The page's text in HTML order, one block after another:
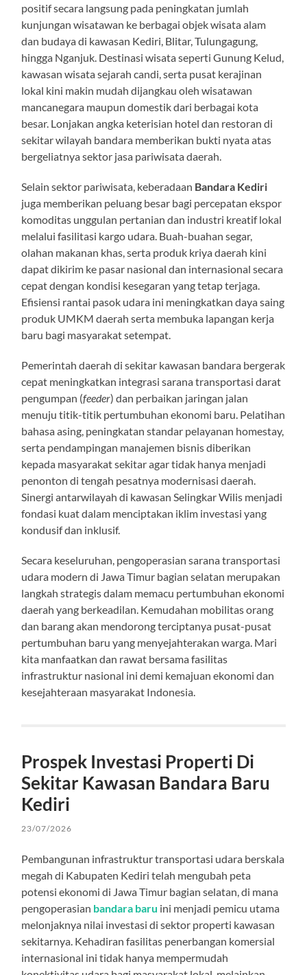
positif secara langsung pada peningkatan jumlah
kunjungan wisatawan ke berbagai objek wisata alam
dan budaya di kawasan Kediri, Blitar, Tulungagung,
hingga Nganjuk. Destinasi wisata seperti Gunung Kelud,
kawasan wisata sejarah candi, serta pusat kerajinan
lokal kini makin mudah dijangkau oleh wisatawan
mancanegara maupun domestik dari berbagai kota
besar. Lonjakan angka keterisian hotel dan restoran di
sekitar wilayah bandara memberikan bukti nyata atas
bergeliatnya sektor jasa pariwisata daerah.
Selain sektor pariwisata, keberadaan Bandara Kediri
juga memberikan peluang besar bagi percepatan ekspor
komoditas unggulan pertanian dan industri kreatif lokal
melalui fasilitasi kargo udara. Buah-buahan segar,
olahan makanan khas, serta produk kriya daerah kini
dapat dikirim ke pasar nasional dan internasional secara
cepat dengan kondisi kesegaran yang tetap terjaga.
Efisiensi rantai pasok udara ini meningkatkan daya saing
produk UMKM daerah serta membuka lapangan kerja
baru bagi masyarakat setempat.
Pemerintah daerah di sekitar kawasan bandara bergerak
cepat meningkatkan integrasi sarana transportasi darat
pengumpan (feeder) dan perbaikan jaringan jalan
menuju titik-titik pertumbuhan ekonomi baru. Pelatihan
bahasa asing, peningkatan standar pelayanan homestay,
serta pendampingan manajemen bisnis diberikan
kepada masyarakat sekitar agar tidak hanya menjadi
penonton di tengah pesatnya modernisasi daerah.
Sinergi antarwilayah di kawasan Selingkar Wilis menjadi
fondasi kuat dalam menciptakan iklim investasi yang
kondusif dan inklusif.
Secara keseluruhan, pengoperasian sarana transportasi
udara modern di Jawa Timur bagian selatan merupakan
langkah strategis dalam memacu pertumbuhan ekonomi
daerah yang berkeadilan. Kemudahan mobilitas orang
dan barang akan mendorong terciptanya pusat-pusat
pertumbuhan baru yang menyejahterakan warga. Mari
kita manfaatkan dan rawat bersama fasilitas
infrastruktur nasional ini demi kemajuan ekonomi dan
kesejahteraan masyarakat Indonesia.
Prospek Investasi Properti Di
Sekitar Kawasan Bandara Baru
Kediri
23/07/2026
Pembangunan infrastruktur transportasi udara berskala
megah di Kabupaten Kediri telah mengubah peta
potensi ekonomi di Jawa Timur bagian selatan, di mana
pengoperasian bandara baru ini menjadi pemicu utama
melonjaknya nilai investasi di sektor properti kawasan
sekitarnya. Kehadiran fasilitas penerbangan komersial
internasional ini tidak hanya mempermudah